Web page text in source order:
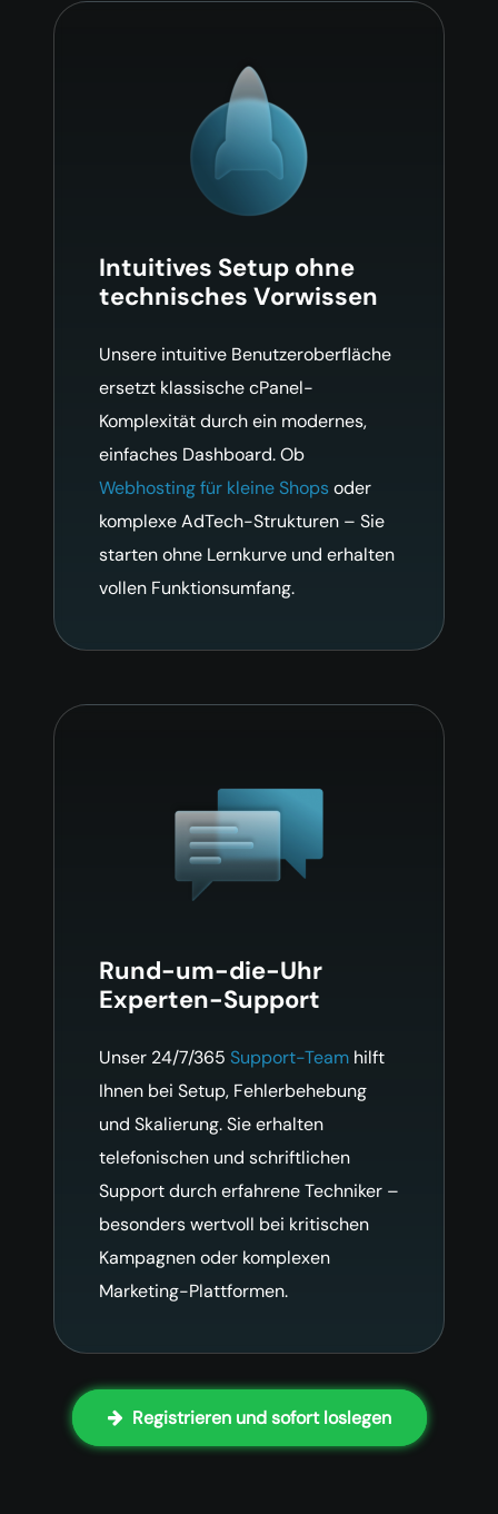
Intuitives Setup ohne
technisches Vorwissen
Unsere intuitive Benutzeroberfläche
ersetzt klassische cPanel-
Komplexität durch ein modernes,
einfaches Dashboard. Ob
Webhosting für kleine Shopsoder
komplexe AdTech-Strukturen – Sie
starten ohne Lernkurve und erhalten
vollen Funktionsumfang.
Rund-um-die-Uhr
Experten-Support
Unser 24/7/365 Support-Team hilft
Ihnen bei Setup, Fehlerbehebung
und Skalierung. Sie erhalten
telefonischen und schriftlichen
Support durch erfahrene Techniker –
besonders wertvoll bei kritischen
Kampagnen oder komplexen
Marketing-Plattformen.
Registrieren und sofort loslegen